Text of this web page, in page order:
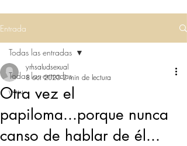
Entrada
Todas las entradas
VPH
Todas las entradas
Otra vez el
papiloma...porque nunca
canso de hablar de él...
yrhsaludsexual
8 oct 2020 2 min de lectura